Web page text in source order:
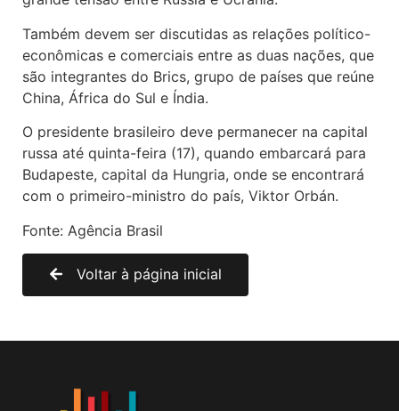
Também devem ser discutidas as relações político-
econômicas e comerciais entre as duas nações, que
são integrantes do Brics, grupo de países que reúne
China, África do Sul e Índia.
O presidente brasileiro deve permanecer na capital
russa até quinta-feira (17), quando embarcará para
Budapeste, capital da Hungria, onde se encontrará
com o primeiro-ministro do país, Viktor Orbán.
Fonte: Agência Brasil
Voltar à página inicial